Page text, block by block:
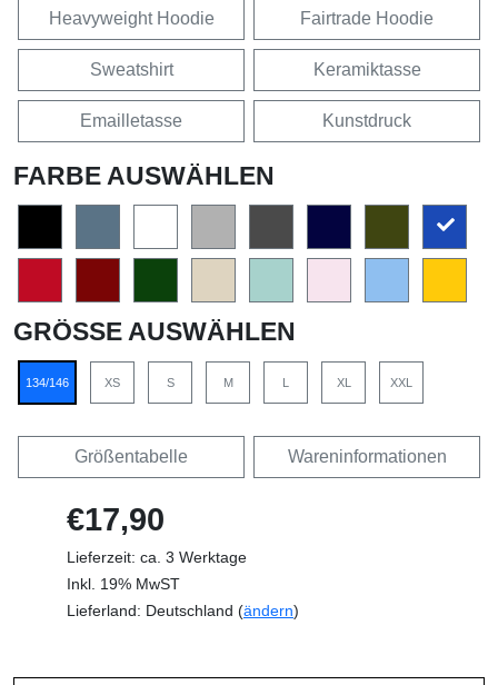
Heavyweight Hoodie Fairtrade Hoodie
Sweatshirt Keramiktasse
Emailletasse Kunstdruck
FARBE AUSWÄHLEN
GRÖSSE AUSWÄHLEN
134/146 XS S M L XL XXL
Größentabelle Wareninformationen
€17,90
Lieferzeit: ca. 3 Werktage
Inkl. 19% MwST
Lieferland: Deutschland (ändern)